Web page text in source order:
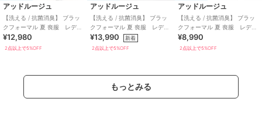
アッドルージュ
【洗える / 抗菌消臭】 ブラッ
クフォーマル 夏 喪服 レディ
ース 着丈が選べる 5号～23
号
¥12,980
2点以上で5%OFF
アッドルージュ
【洗える / 抗菌消臭】 ブラッ
クフォーマル 夏 喪服 レディ
ース 着丈が選べる 5号～23
号
¥13,990 新着
2点以上で5%OFF
アッドルージュ
【洗える / 抗菌消臭】 ブラッ
クフォーマル 夏 喪服 レディ
ース 着丈が選べる 5号～23
号
¥8,990
2点以上で5%OFF
もっとみる